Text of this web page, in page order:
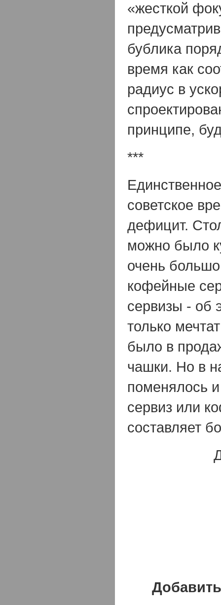
«жесткой
бублика
время как
радиус в
принципе,
***
советское
дефицит.
можно было
очень
кофейные
сервизы - об
только
было в
чашки. Но в
поменялось
сервиз или
составляет